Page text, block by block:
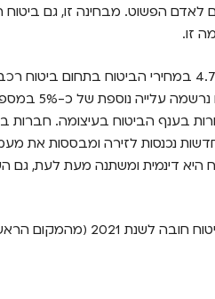
לאדם הפשוט. מבחינה זו, גם
זו.
בשנה החולפת חלה עלייה של 4.7% במחירי הביטוח
מקיף). לצד
בענף הביטוח בעיצומה. חברות
נכנסות לזירה ומבססות את
היא דינמית ומשתנה מעת לעת, גם